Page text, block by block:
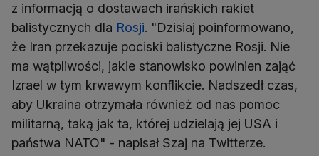
z informacją o dostawach irańskich rakiet
balistycznych dla Rosji. "Dzisiaj poinformowano,
że Iran przekazuje pociski balistyczne Rosji. Nie
ma wątpliwości, jakie stanowisko powinien zająć
Izrael w tym krwawym konflikcie. Nadszedł czas,
aby Ukraina otrzymała również od nas pomoc
militarną, taką jak ta, której udzielają jej USA i
państwa NATO" - napisał Szaj na Twitterze.